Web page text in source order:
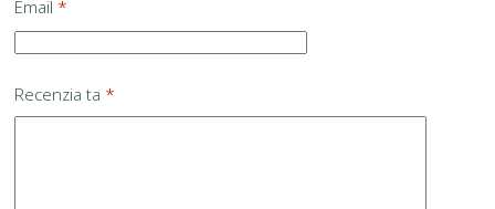
Email *
Recenzia ta *